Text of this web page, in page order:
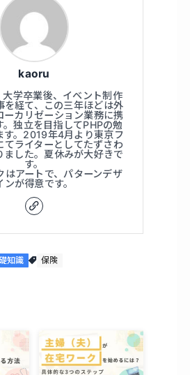
kaoru
学卒業後、イベント制作
を経て、この三年ほどは外
ーカリゼーション業務に携
。独立を目指してPHPの勉
す。2019年4月より東京フ
てライターとしてたずさわ
ました。夏休みが大好きで
す。
はアートで、パターンデザ
ンが得意です。
知識 保険